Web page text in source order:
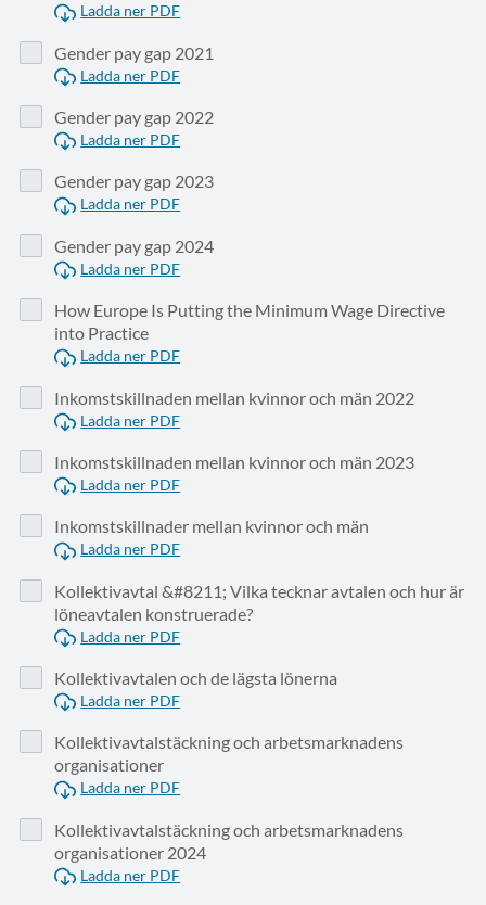
Ladda ner PDF
Gender pay gap 2021
Ladda ner PDF
Gender pay gap 2022
Ladda ner PDF
Gender pay gap 2023
Ladda ner PDF
Gender pay gap 2024
Ladda ner PDF
How Europe Is Putting the Minimum Wage Directive
into Practice
Ladda ner PDF
Inkomstskillnaden mellan kvinnor och män 2022
Ladda ner PDF
Inkomstskillnaden mellan kvinnor och män 2023
Ladda ner PDF
Inkomstskillnader mellan kvinnor och män
Ladda ner PDF
Kollektivavtal &#8211; Vilka tecknar avtalen och hur är
löneavtalen konstruerade?
Ladda ner PDF
Kollektivavtalen och de lägsta lönerna
Ladda ner PDF
Kollektivavtalstäckning och arbetsmarknadens
organisationer
Ladda ner PDF
Kollektivavtalstäckning och arbetsmarknadens
organisationer 2024
Ladda ner PDF